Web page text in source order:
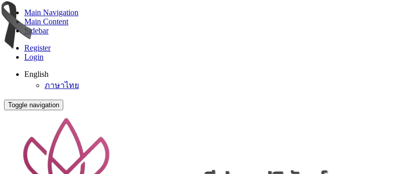
Main Navigation
Main Content
Sidebar
Register
Login
English
ภาษาไทย
Toggle navigation